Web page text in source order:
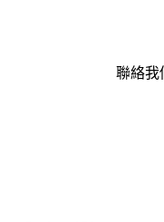
聯絡我